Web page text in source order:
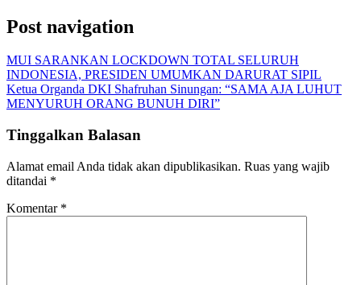
Post navigation
MUI SARANKAN LOCKDOWN TOTAL SELURUH
INDONESIA, PRESIDEN UMUMKAN DARURAT SIPIL
Ketua Organda DKI Shafruhan Sinungan: “SAMA AJA LUHUT
MENYURUH ORANG BUNUH DIRI”
Tinggalkan Balasan
Alamat email Anda tidak akan dipublikasikan. Ruas yang wajib
ditandai *
Komentar *